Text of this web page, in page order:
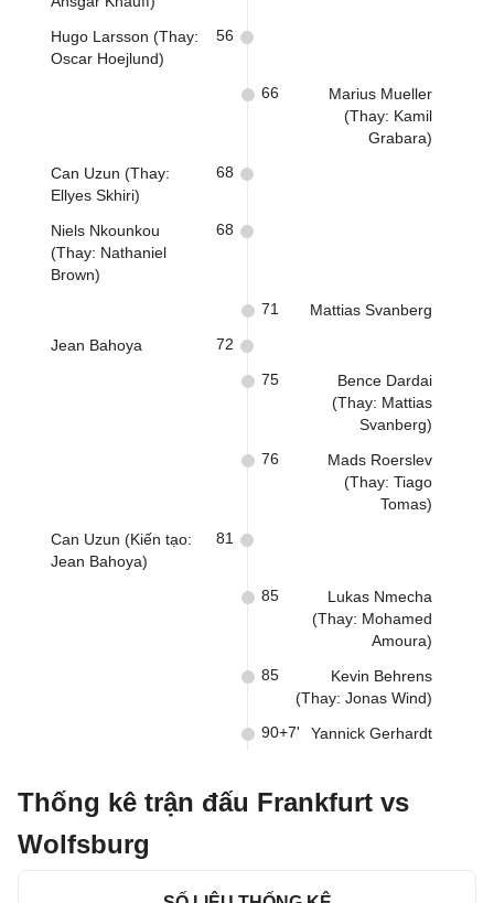
Hugo Larsson (Thay:
Oscar Hoejlund)
56
Marius Mueller
(Thay: Kamil
Grabara)
66
Can Uzun (Thay:
Ellyes Skhiri)
68
Niels Nkounkou
(Thay: Nathaniel
Brown)
68
Mattias Svanberg
71
Jean Bahoya 72
Bence Dardai
(Thay: Mattias
Svanberg)
75
Mads Roerslev
(Thay: Tiago
Tomas)
76
Can Uzun (Kiến tạo:
Jean Bahoya)
81
Lukas Nmecha
(Thay: Mohamed
Amoura)
85
Kevin Behrens
(Thay: Jonas Wind)
85
Yannick Gerhardt
90+7'
Thống kê trận đấu Frankfurt vs
Wolfsburg